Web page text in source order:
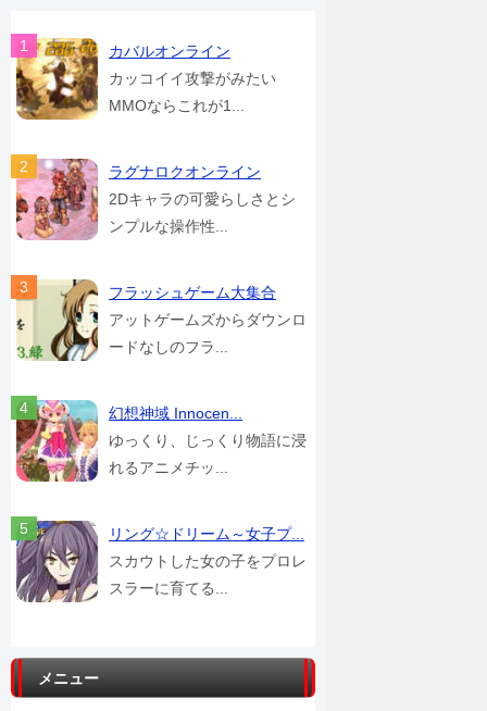
カバルオンライン
カッコイイ攻撃がみたい
MMOならこれが1...
ラグナロクオンライン
2Dキャラの可愛らしさとシ
ンプルな操作性...
フラッシュゲーム大集合
アットゲームズからダウンロ
ードなしのフラ...
幻想神域 Innocen...
ゆっくり、じっくり物語に浸
れるアニメチッ...
リング☆ドリーム～女子プ...
スカウトした女の子をプロレ
スラーに育てる...
メニュー